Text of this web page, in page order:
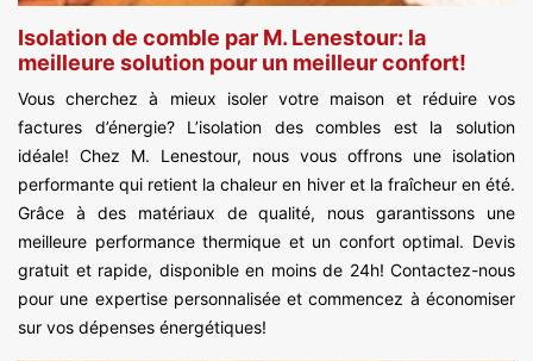
Isolation de comble par M. Lenestour: la
meilleure solution pour un meilleur confort!
Vous cherchez à mieux isoler votre maison et réduire vos
factures d’énergie? L’isolation des combles est la solution
idéale! Chez M. Lenestour, nous vous offrons une isolation
performante qui retient la chaleur en hiver et la fraîcheur en été.
Grâce à des matériaux de qualité, nous garantissons une
meilleure performance thermique et un confort optimal. Devis
gratuit et rapide, disponible en moins de 24h! Contactez-nous
pour une expertise personnalisée et commencez à économiser
sur vos dépenses énergétiques!